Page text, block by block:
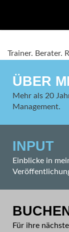
Trainer. Berater.
ÜBER
Mehr als 20
Management.
INPUT
Einblicke in
Für ihre